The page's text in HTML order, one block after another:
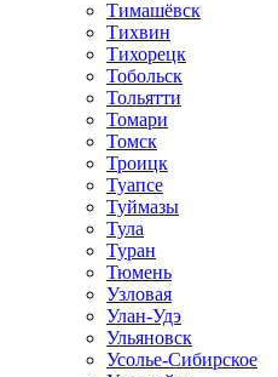
Тимашёвск
Тихвин
Тихорецк
Тобольск
Тольятти
Томари
Томск
Троицк
Туапсе
Туймазы
Тула
Туран
Тюмень
Узловая
Улан-Удэ
Ульяновск
Усолье-Сибирское